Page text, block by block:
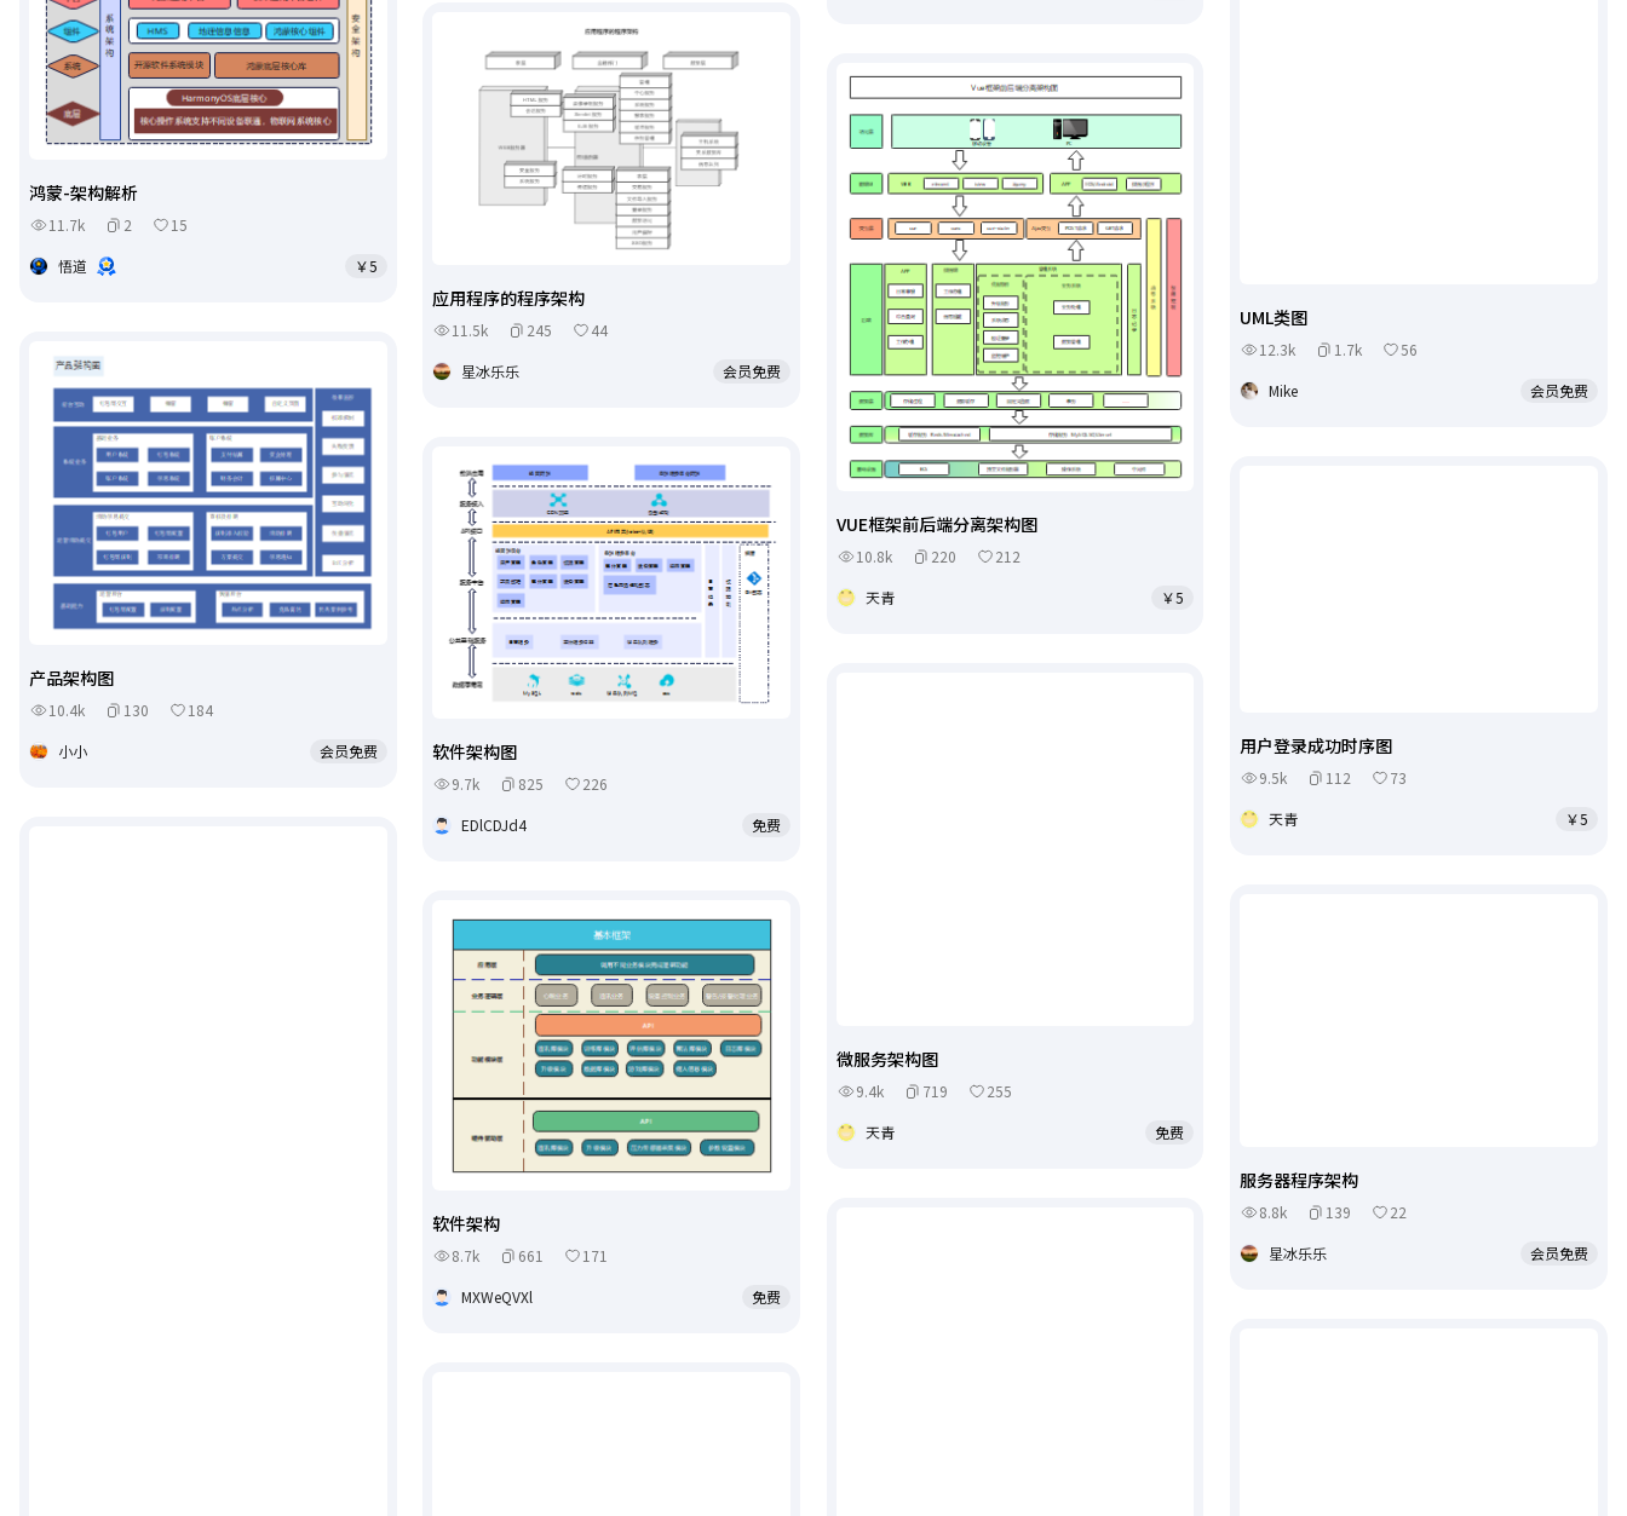
UML类图
12.3k 1.7k
56
Mike
会员免费
鸿蒙-架构解析
11.7k 2
15
悟道
￥5
应用程序的程序架构
11.5k 245
44
星冰乐乐
会员免费
VUE框架前后端分离架构图
10.8k 220
212
天青
￥5
产品架构图
10.4k 130
184
小小
会员免费 软件架构图
9.7k 825
226
EDlCDJd4
免费
用户登录成功时序图
9.5k 112
73
天青
￥5
微服务架构图
9.4k 719
255
天青
免费
服务器程序架构
8.8k 139
22
星冰乐乐
会员免费
软件架构
8.7k 661
171
MXWeQVXl
免费